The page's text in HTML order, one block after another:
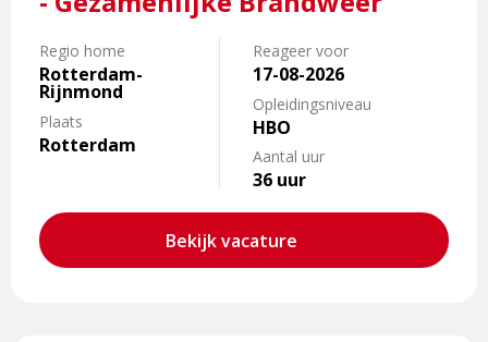
Regio home
Rotterdam-
Rijnmond
Plaats
Rotterdam
Reageer voor
17-08-2026
Opleidingsniveau
HBO
Aantal uur
36 uur
Bekijk vacature
Specialist
Vakbekwaamheid
Gezamenlijke
Brandweer